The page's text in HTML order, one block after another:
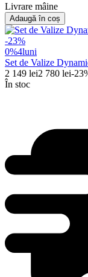
Livrare mâine
Adaugă în coș
-23%
0%4luni
Set de Valize
2 149 lei2 780 lei-23
În stoc